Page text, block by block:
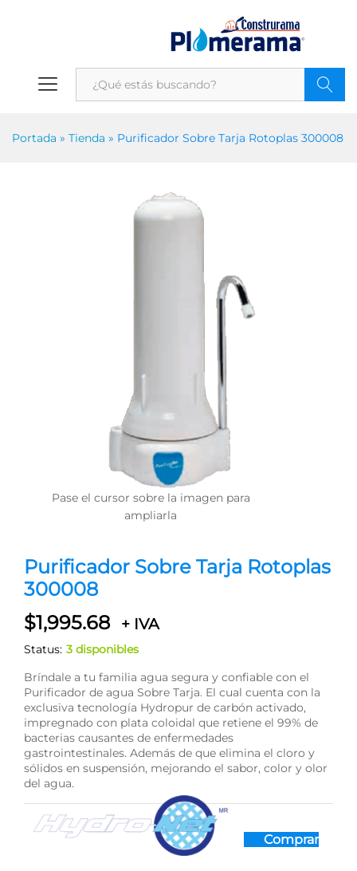
Portada » Tienda » Purificador Sobre Tarja Rotoplas 300008
Pase el cursor sobre la imagen para
ampliarla
Purificador Sobre Tarja Rotoplas
300008
$1,995.68 + IVA
Status: 3 disponibles
Bríndale a tu familia agua segura y confiable con el
Purificador de agua Sobre Tarja. El cual cuenta con la
exclusiva tecnología Hydropur de carbón activado,
impregnado con plata coloidal que retiene el 99% de
bacterias causantes de enfermedades
gastrointestinales. Además de que elimina el cloro y
sólidos en suspensión, mejorando el sabor, color y olor
del agua.
Comprar